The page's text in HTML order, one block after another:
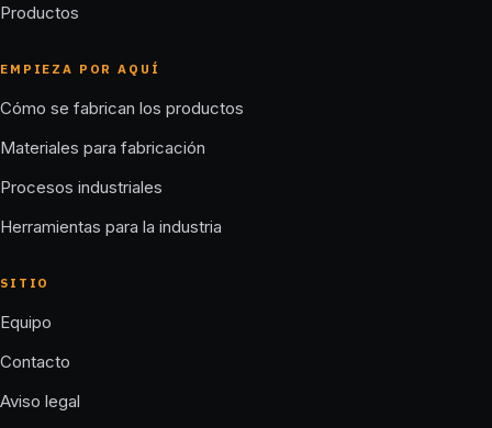
Productos
EMPIEZA POR AQUÍ
Cómo se fabrican los productos
Materiales para fabricación
Procesos industriales
Herramientas para la industria
SITIO
Equipo
Contacto
Aviso legal